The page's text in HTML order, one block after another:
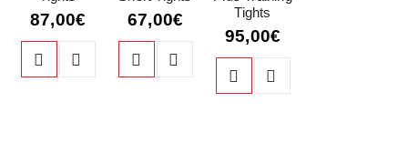
87,00€ 67,00€
Tights
95,00€